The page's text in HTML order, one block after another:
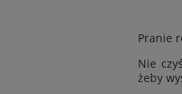
Pranie
Nie
żeby